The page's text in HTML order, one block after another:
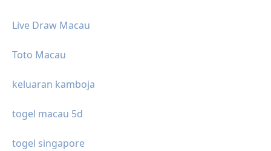
Live Draw Macau
Toto Macau
keluaran kamboja
togel macau 5d
togel singapore